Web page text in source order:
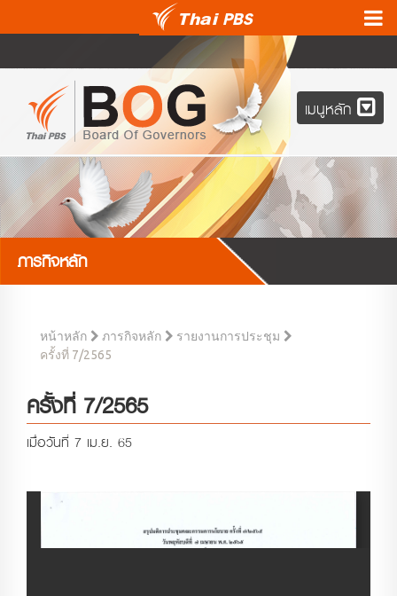
เมนูหลัก
ภารกิจหลัก
หน้าหลัก ภารกิจหลัก รายงานการประชุม
ครั้งที่ 7/2565
ครั้งที่ 7/2565
เมื่อวันที่ 7 เม.ย. 65